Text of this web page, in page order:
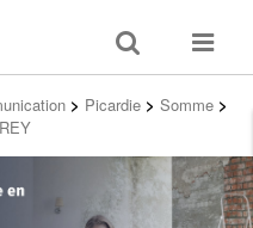
Toggle
search
Toggle
> Picardie > Somme >